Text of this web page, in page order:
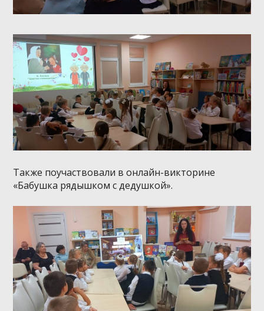
Также поучаствовали в онлайн-викторине
«Бабушка рядышком с дедушкой».